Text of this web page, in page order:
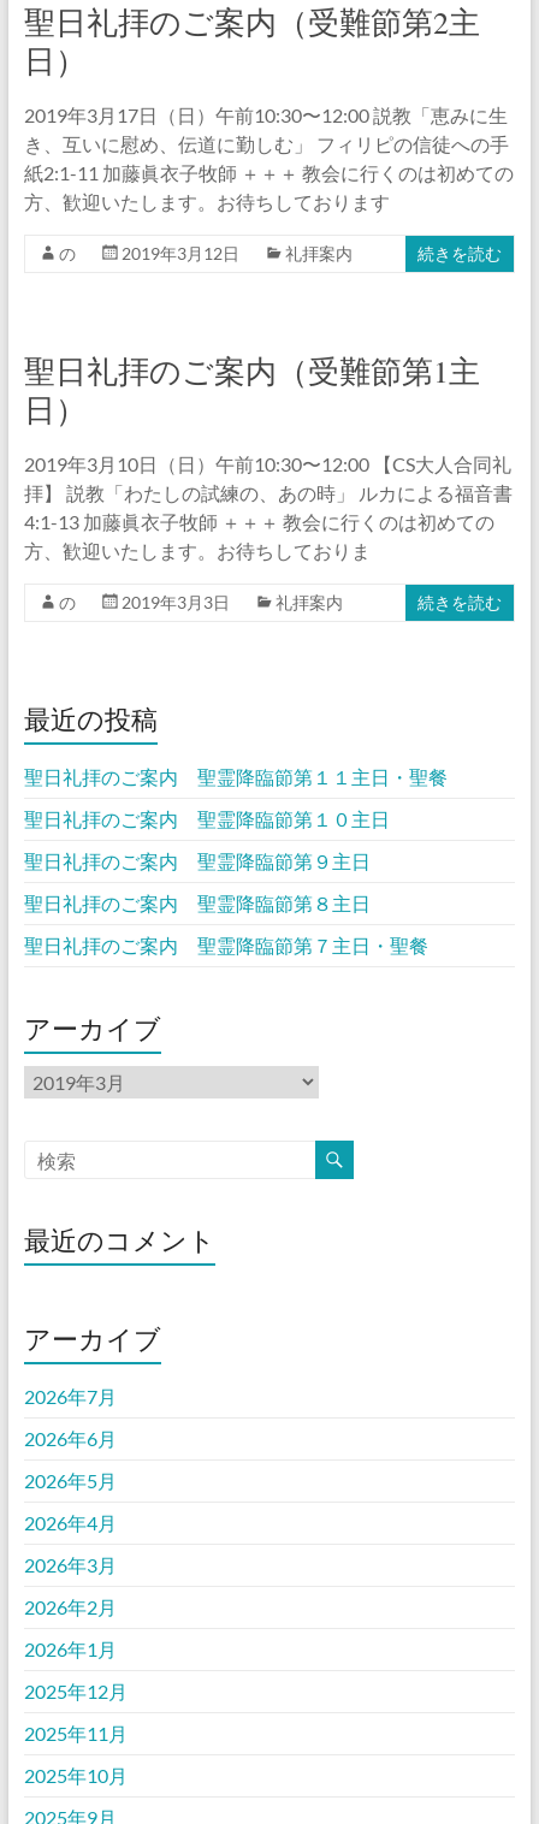
聖日礼拝のご案内（受難節第2主
日）
2019年3月17日（日）午前10:30〜12:00 説教「恵みに生
き、互いに慰め、伝道に勤しむ」 フィリピの信徒への手
紙2:1-11 加藤眞衣子牧師 ＋＋＋ 教会に行くのは初めての
方、歓迎いたします。お待ちしております
の 2019年3月12日 礼拝案内 続きを読む
聖日礼拝のご案内（受難節第1主
日）
2019年3月10日（日）午前10:30〜12:00 【CS大人合同礼
拝】 説教「わたしの試練の、あの時」 ルカによる福音書
4:1-13 加藤眞衣子牧師 ＋＋＋ 教会に行くのは初めての
方、歓迎いたします。お待ちしておりま
の 2019年3月3日 礼拝案内 続きを読む
最近の投稿
聖日礼拝のご案内 聖霊降臨節第１１主日・聖餐
聖日礼拝のご案内 聖霊降臨節第１０主日
聖日礼拝のご案内 聖霊降臨節第９主日
聖日礼拝のご案内 聖霊降臨節第８主日
聖日礼拝のご案内 聖霊降臨節第７主日・聖餐
アーカイブ
ア
ー
イ
ブ
最近のコメント
アーカイブ
2026年7月
2026年6月
2026年5月
2026年4月
2026年3月
2026年2月
2026年1月
2025年12月
2025年11月
2025年10月
2025年9月